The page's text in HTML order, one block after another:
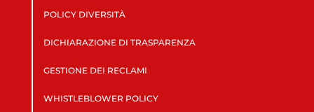
POLICY DIVERSITÀ
DICHIARAZIONE DI TRASPARENZA
GESTIONE DEI RECLAMI
WHISTLEBLOWER POLICY